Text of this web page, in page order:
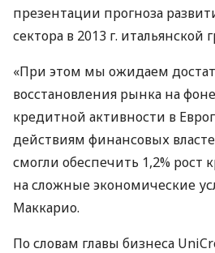
презентации прогноза
сектора в 2013 г. итальянской
«При этом мы ожидаем
восстановления рынка на
кредитной активности в
действиям финансовых
смогли обеспечить 1,2% рост
на сложные экономические
Маккарио.
По словам главы бизнеса